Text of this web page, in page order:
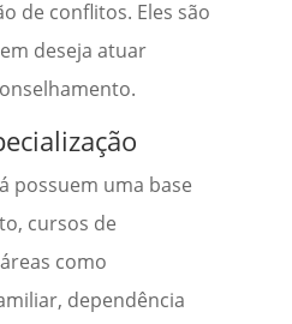
de conflitos. Eles são
deseja atuar
possuem uma base
cursos de
como
dependência